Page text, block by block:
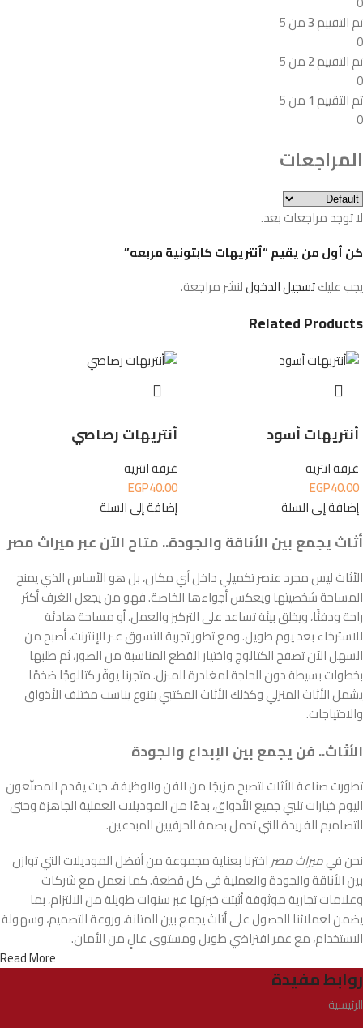
تم التقييم3من 5
0
تم التقييم2من 5
0
تم التقييم 1 من 5
0
المراجعات
لا توجد مراجعات بعد.
كن أول من يقيم “أنتريهات كابتونية مربعه”
يجب عليكتسجيل الدخوللنشر مراجعة.
Related Products
أنتريهات أسود
غرفة انتريه
EGP40.00
إضافة إلى السلة
أنتريهات رصاصي
غرفة انتريه
EGP40.00
إضافة إلى السلة
أثاث يجمع بين الأناقة والجودة.. متاح الآن عبر ميراث مصر
الأثاث ليس مجرد عنصر تكميلي داخل أي مكان، بل هو الأساس الذي يمنح
المساحة شخصيتها ويعكس أجواءها الخاصة. فهو من يجعل الغرف أكثر
راحة ودفئًا، ويخلق بيئة تساعد على التركيز والعمل، أو مساحة هادئة
للاسترخاء بعد يوم طويل. ومع تطور تجربة التسوق عبر الإنترنت، أصبح من
السهل الآن تصفح الكتالوج واختيار القطع المناسبة من الصور، ثم طلبها
بخطوات بسيطة دون الحاجة لمغادرة المنزل. متجرنا يوفّر كتالوجًا ضخمًا
يشمل الأثاث المنزلي وكذلك الأثاث المكتبي بتنوع يناسب مختلف الأذواق
والاحتياجات.
الأثاث.. فن يجمع بين الإبداع والجودة
تطورت صناعة الأثاث لتصبح مزيجًا من الفن والوظيفة، حيث يقدم المصنّعون
اليوم خيارات تلبي جميع الأذواق، بدءًا من الموديلات العملية الجاهزة وحتى
التصاميم الفريدة التي تحمل بصمة الحرفيين المبدعين.
نحن فيميراث مصراخترنا بعناية مجموعة من أفضل الموديلات التي توازن
بين الأناقة والجودة والعملية في كل قطعة. كما نعمل مع شركات
وعلامات تجارية موثوقة أثبتت خبرتها عبر سنوات طويلة من الالتزام، بما
يضمن لعملائنا الحصول على أثاث يجمع بين المتانة، وروعة التصميم، وسهولة
الاستخدام، مع عمر افتراضي طويل ومستوى عالٍ من الأمان.
Read More
روابط مفيدة
الرئيسية